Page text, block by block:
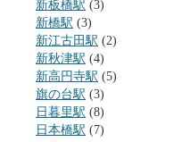
新板橋駅 (3)
新橋駅 (3)
新江古田駅 (2)
新秋津駅 (4)
新高円寺駅 (5)
旗の台駅 (3)
日暮里駅 (8)
日本橋駅 (7)